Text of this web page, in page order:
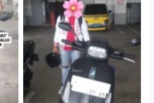
Cityplaza Jatinegara
Gedung Parkir P6A